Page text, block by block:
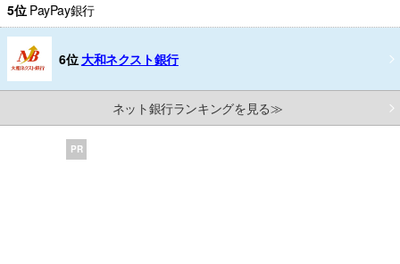
5位 PayPay銀行
6位 大和ネクスト銀行
ネット銀行ランキングを見る≫
PR